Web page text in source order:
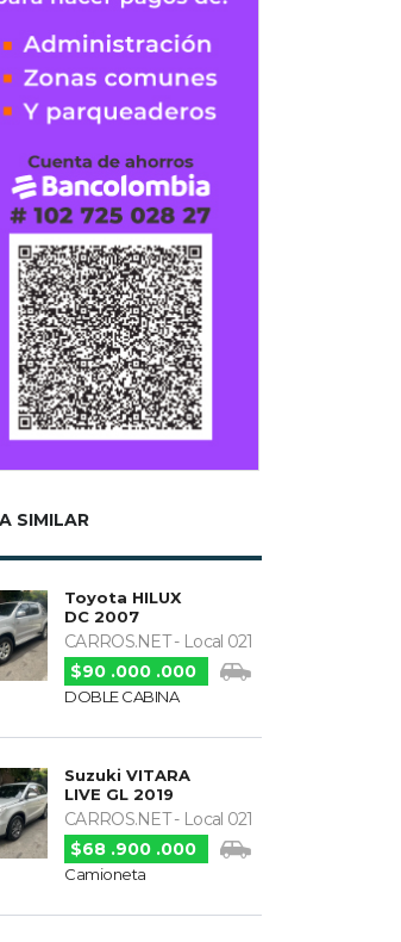
SIMILAR
Toyota HILUX
DC 2007
CARROS.NET - Local 021
$90 .000 .000
DOBLE CABINA
Suzuki VITARA
LIVE GL 2019
CARROS.NET - Local 021
$68 .900 .000
Camioneta